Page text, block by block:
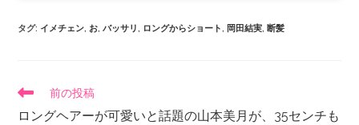
タグ: イメチェン, お, バッサリ, ロングからショート, 岡田結実, 断髪
前の投稿
ロングヘアーが可愛いと話題の山本美月が、35センチも